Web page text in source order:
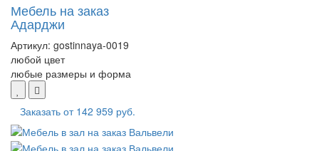
Мебель на заказ
Адарджи
Артикул: gostinnaya-0019
любой цвет
любые размеры и форма
Заказать от 142 959 руб.